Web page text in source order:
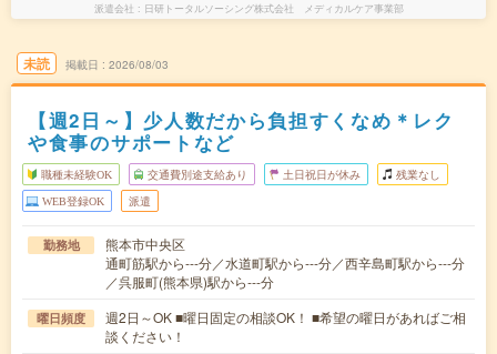
派遣会社 日研トータルソーシング株式会社 メディカルケア事業部
未読 掲載日 2026/08/03
【週2日～】少人数だから負担すくなめ＊レク
や食事のサポートなど
職種未経験OK 交通費別途支給あり 土日祝日が休み 残業なし
WEB登録OK 派遣
勤務地
熊本市中央区
通町筋駅から---分／水道町駅から---分／西辛島町駅から---分
／呉服町(熊本県)駅から---分
曜日頻度
週2日～OK ■曜日固定の相談OK！ ■希望の曜日があればご相
談ください！